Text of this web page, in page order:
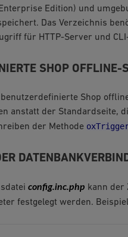
Edition) und
Das Verzeichnis
für HTTP-Server und
SHOP OFFLINE-
benutzerdefinierte Shop
anstatt der Standardseite,
der Methode
config.inc.php kann der
festgelegt werden.